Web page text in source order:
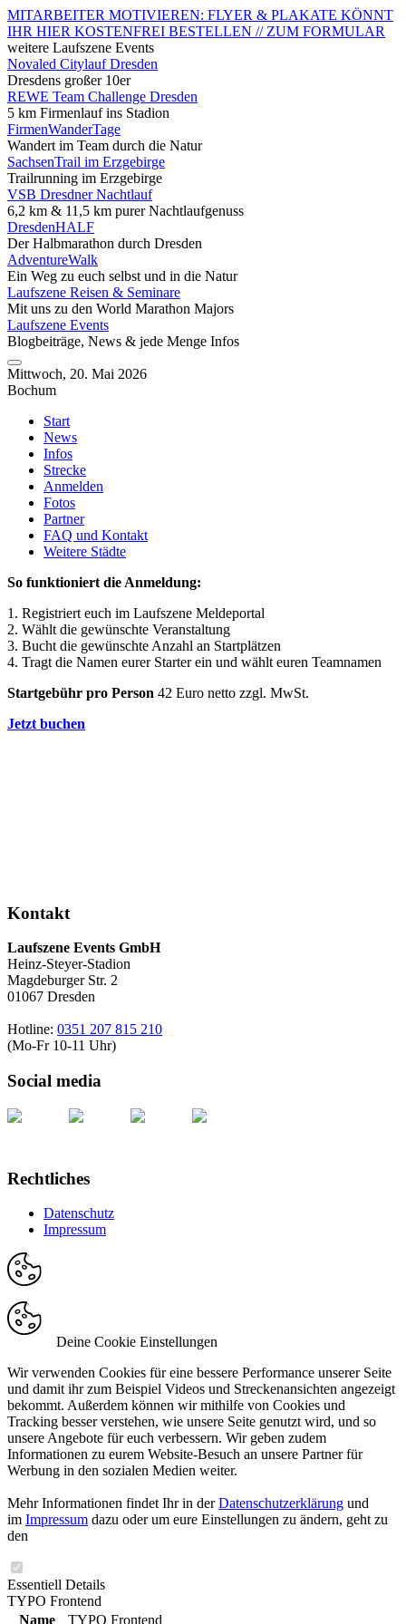
MITARBEITER MOTIVIEREN: FLYER & PLAKATE KÖNNT
IHR HIER KOSTENFREI BESTELLEN // ZUM FORMULAR
weitere Laufszene Events
Novaled Citylauf Dresden
Dresdens großer 10er
REWE Team Challenge Dresden
5 km Firmenlauf ins Stadion
FirmenWanderTage
Wandert im Team durch die Natur
SachsenTrail im Erzgebirge
Trailrunning im Erzgebirge
VSB Dresdner Nachtlauf
6,2 km & 11,5 km purer Nachtlaufgenuss
DresdenHALF
Der Halbmarathon durch Dresden
AdventureWalk
Ein Weg zu euch selbst und in die Natur
Laufszene Reisen & Seminare
Mit uns zu den World Marathon Majors
Laufszene Events
Blogbeiträge, News & jede Menge Infos
Mittwoch, 20. Mai 2026
Bochum
Start
News
Infos
Strecke
Anmelden
Fotos
Partner
FAQ und Kontakt
Weitere Städte
So funktioniert die Anmeldung:
1. Registriert euch im Laufszene Meldeportal
2. Wählt die gewünschte Veranstaltung
3. Bucht die gewünschte Anzahl an Startplätzen
4. Tragt die Namen eurer Starter ein und wählt euren Teamnamen
Startgebühr pro Person 42 Euro netto zzgl. MwSt.
Jetzt buchen
Kontakt
Laufszene Events GmbH
Heinz-Steyer-Stadion
Magdeburger Str. 2
01067 Dresden
Hotline: 0351 207 815 210
(Mo-Fr 10-11 Uhr)
Social media
Rechtliches
Datenschutz
Impressum
Deine Cookie Einstellungen
Wir verwenden Cookies für eine bessere Performance unserer Seite
und damit ihr zum Beispiel Videos und Streckenansichten angezeigt
bekommt. Außerdem können wir mithilfe von Cookies und
Tracking besser verstehen, wie unsere Seite genutzt wird, und so
unsere Angebote für euch verbessern. Wir geben zudem
Informationen zu eurem Website-Besuch an unsere Partner für
Werbung in den sozialen Medien weiter.
Mehr Informationen findet Ihr in derDatenschutzerklärung und
im Impressum dazu oder um eure Einstellungen zu ändern, geht zu
den
Essentiell Details
TYPO Frontend
Name
TYPO Frontend